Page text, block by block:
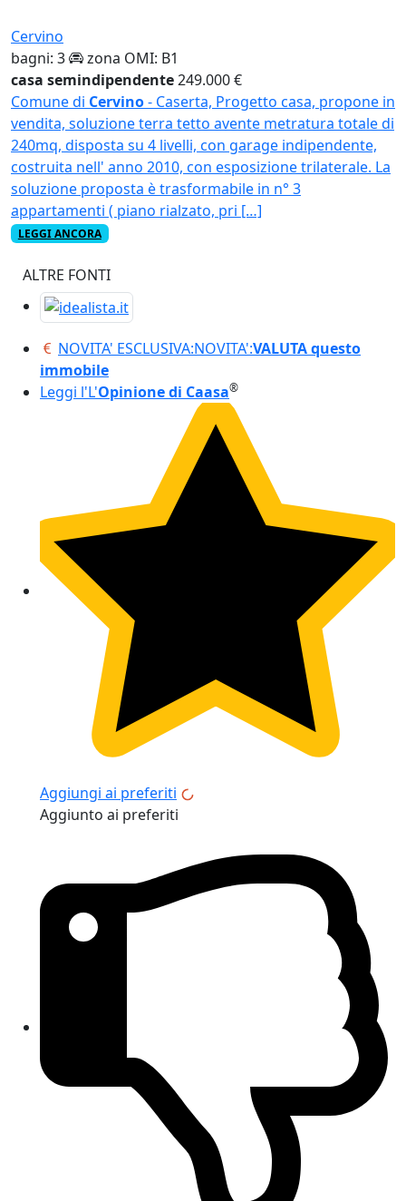
Cervino
bagni: 3
zona OMI: B1
casa semindipendente249.000 €
Comune di Cervino- Caserta, Progetto casa, propone in
vendita, soluzione terra tetto avente metratura totale di
240mq, disposta su 4 livelli, con garage indipendente,
costruita nell' anno 2010, con esposizione trilaterale. La
soluzione proposta è trasformabile in n° 3
appartamenti ( piano rialzato, pri […]
LEGGI ANCORA
ALTRE FONTI
NOVITA' ESCLUSIVA:NOVITA':VALUTA questo
immobile
Leggi l'L'Opinione di Caasa®
Aggiungi ai preferiti
Aggiunto ai preferiti